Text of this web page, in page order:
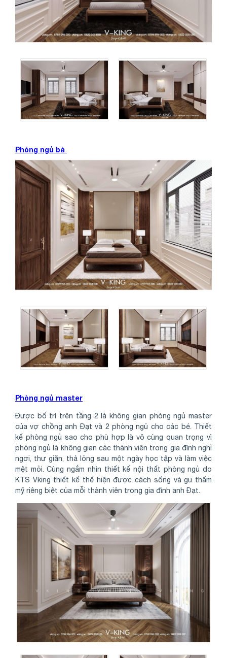
Phòng ngủ bà
Phòng ngủ master
Được bố trí trên tầng 2 là không gian phòng ngủ master
của vợ chồng anh Đạt và 2 phòng ngủ cho các bé. Thiết
kế phòng ngủ sao cho phù hợp là vô cùng quan trọng vì
phòng ngủ là không gian các thành viên trong gia đình nghỉ
ngơi, thư giãn, thả lỏng sau một ngày học tập và làm việc
mệt mỏi. Cùng ngắm nhìn thiết kế nội thất phòng ngủ do
KTS Vking thiết kế thể hiện được cách sống và gu thẩm
mỹ riêng biệt của mỗi thành viên trong gia đình anh Đạt.